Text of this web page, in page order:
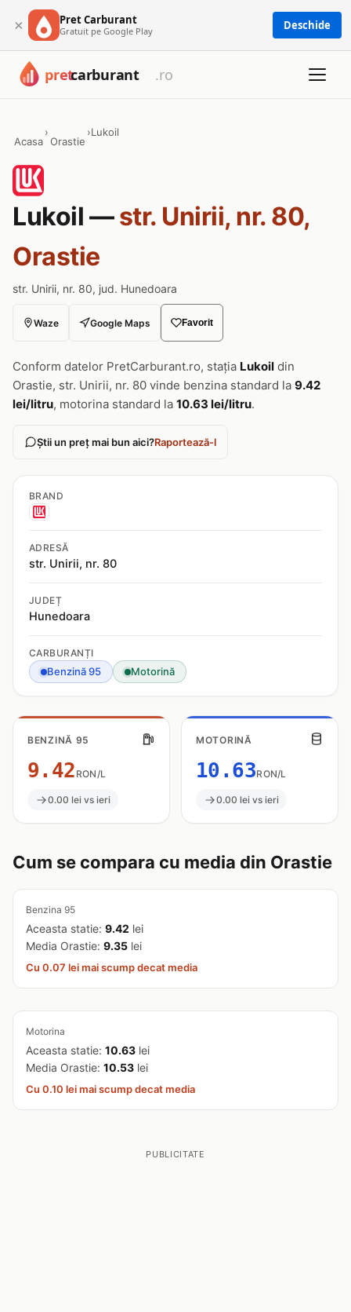
× Pret Carburant
Gratuit pe Google Play Deschide
Acasa
›
Orastie
›Lukoil
Lukoil —str. Unirii, nr. 80,
Orastie
str. Unirii, nr. 80, jud. Hunedoara
Waze Google Maps Favorit
Conform datelor PretCarburant.ro, stația Lukoil din
Orastie, str. Unirii, nr. 80 vinde benzina standard la 9.42
lei/litru, motorina standard la 10.63 lei/litru.
Știi un preț mai bun aici?Raportează-l
BRAND
ADRESĂ
str. Unirii, nr. 80
JUDEȚ
Hunedoara
CARBURANȚI
Benzină 95 Motorină
BENZINĂ 95
9.42 RON/L
0.00 lei vs ieri
MOTORINĂ
10.63RON/L
0.00 lei vs ieri
Cum se compara cu media din Orastie
Benzina 95
Aceasta statie: 9.42 lei
Media Orastie: 9.35 lei
Cu 0.07 lei mai scump decat media
Motorina
Aceasta statie: 10.63 lei
Media Orastie: 10.53 lei
Cu 0.10 lei mai scump decat media
PUBLICITATE